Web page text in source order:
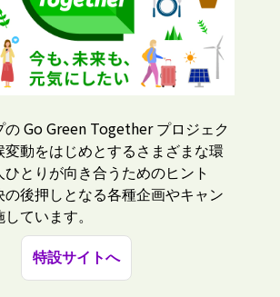
の Go Green Together プロジェク
変動をはじめとするさまざまな環
ひとりが向き合うためのヒント
の後押しとなる各種企画やキャン
ています。
特設サイトへ